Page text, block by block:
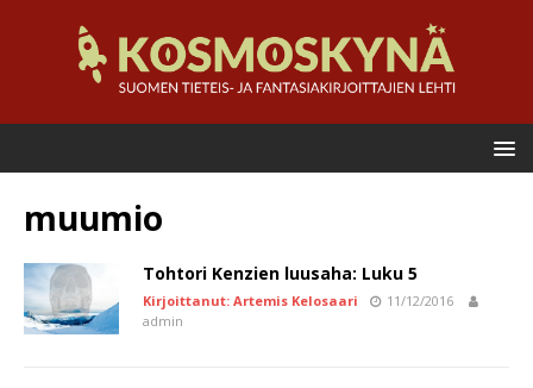
muumio
Tohtori Kenzien luusaha: Luku 5
Kirjoittanut: Artemis Kelosaari
11/12/2016
admin